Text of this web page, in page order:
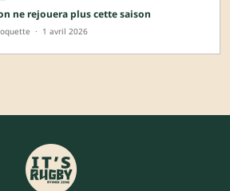
ne rejouera plus cette saison
· 1 avril 2026